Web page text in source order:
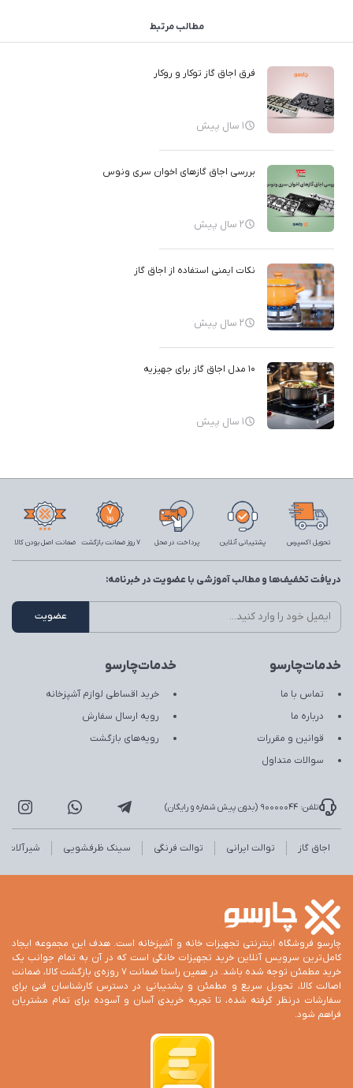
مطالب مرتبط
فرق اجاق گاز توکار و روکار
1 سال پیش
بررسی اجاق گازهای اخوان سری ونوس
2 سال پیش
نکات ایمنی استفاده از اجاق گاز
2 سال پیش
10 مدل اجاق گاز برای جهیزیه
1 سال پیش
تحویل اکسپرس پشتیبانی آنلاین پرداخت در محل 7 روز ضمانت بازگشت ضمانت اصل بودن کالا
خدمات‌چارسو
تماس با ما
درباره ما
قوانین و مقررات
سوالات متداول
خدمات‌چارسو
خرید اقساطی لوازم آشپزخانه
رویه ارسال سفارش
رویه‌های بازگشت
دریافت تخفیف‌ها و مطالب آموزشی با عضویت در خبرنامه:
تلفن: 90000044 (بدون پیش شماره و رایگان)
اجاق گاز توالت ایرانی توالت فرنگی سینک ظرفشویی شیرآلات
چارسو فروشگاه اینترنتی تجهیزات خانه و آشپزخانه است. هدف این مجموعه ایجاد
کامل‌ترین سرویس آنلاین خرید تجهیزات خانگی است که در آن به تمام جوانب یک
خرید مطمئن توجه شده باشد. در همین راستا ضمانت 7 روزه‌ی بازگشت کالا، ضمانت
اصالت کالا، تحویل سریع و مطمئن و پشتیبانی در دسترس کارشناسان فنی برای
سفارشات درنظر گرفته شده، تا تجربه خریدی آسان و آسوده برای تمام مشتریان
فراهم شود.